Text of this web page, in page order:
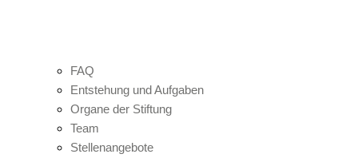
FAQ
Entstehung und Aufgaben
Organe der Stiftung
Team
Stellenangebote